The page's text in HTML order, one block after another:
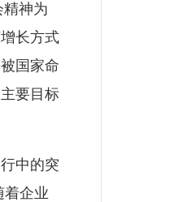
神为
长方式
国家命
要目标
中的突
着企业